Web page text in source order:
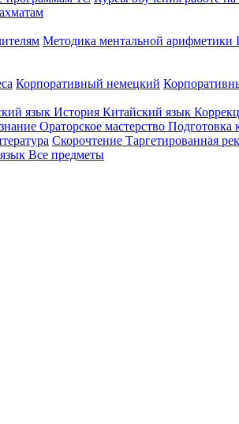
Методика ментальной арифметики
Корпоративный немецкий
язык История Китайский язык
Ораторское мастерство Подготовка
Скорочтение Таргетированная
Все предметы